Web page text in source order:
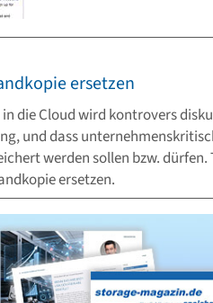
ersetzen
die Cloud wird kontrovers
und dass
werden sollen bzw.
ersetzen.